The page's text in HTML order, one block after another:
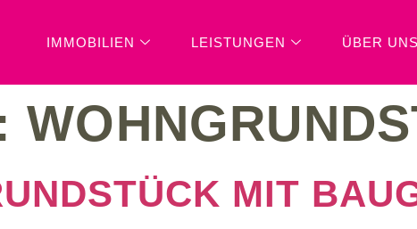
IMMOBILIEN LEISTUNGEN ÜBER UNS
MIT